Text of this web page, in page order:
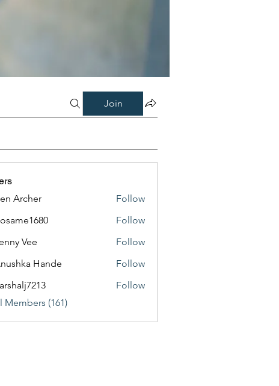
Join
Archer
Follow
Follow
Vee
Follow
Hande
Follow
Follow
Members (161)